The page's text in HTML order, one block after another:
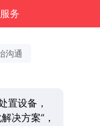
务
沟通
置设备，
决方案”，